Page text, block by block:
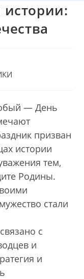
— День
призван
истории
тем,
Родины.
стали
с
и
и